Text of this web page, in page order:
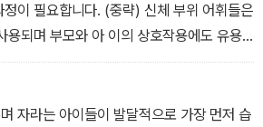
이 필요합니다. (중략) 신체 부위 어휘들은
용되며 부모와 아 이의 상호작용에도 유용
의 자기인식(Self-awareness)과 자아개
키고, 더 나아가 타인과 관련된 표현까
니다. 보통 18~20개월 즈음부터 간 단한 신
자라는 아이들이 발달적으로 가장 먼저 습